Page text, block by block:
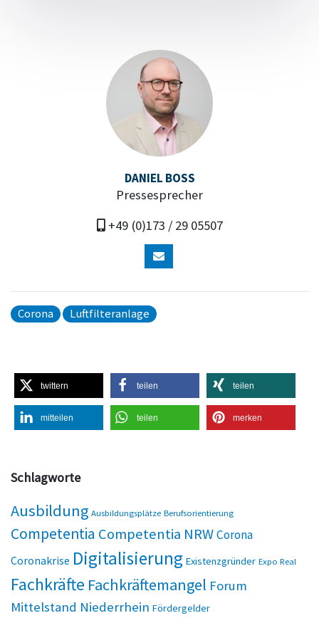
DANIEL BOSS
Pressesprecher
+49 (0)173 / 29 05507
Corona Luftfilteranlage
twittern teilen teilen
mitteilen teilen merken
Schlagworte
Ausbildung Ausbildungsplätze Berufsorientierung
Competentia Competentia NRWCorona
Coronakrise Digitalisierung Existenzgründer Expo Real
Fachkräfte Fachkräftemangel Forum
Mittelstand Niederrhein Fördergelder